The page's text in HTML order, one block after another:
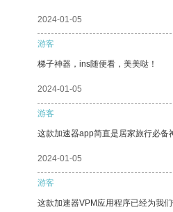
2024-01-05
游客
梯子神器，ins随便看，美美哒！
2024-01-05
游客
这款加速器app简直是居家旅行必备
2024-01-05
游客
这款加速器VPM应用程序已经为我